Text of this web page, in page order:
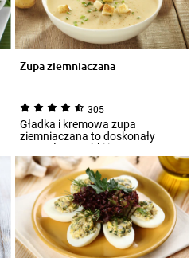
Zupa ziemniaczana
305
Gładka i kremowa zupa
ziemniaczana to doskonały
pomysł na szybki i pyszny
wegetariański obiad. Je...